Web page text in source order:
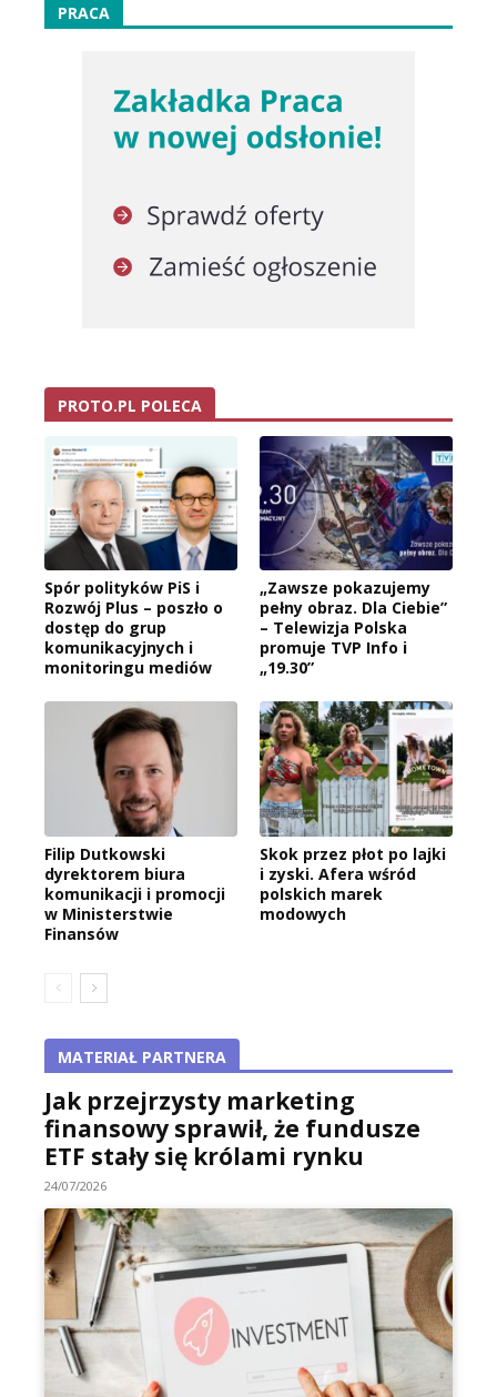
PRACA
PROTO.PL POLECA
Spór polityków PiS i
Rozwój Plus – poszło o
dostęp do grup
komunikacyjnych i
monitoringu mediów
„Zawsze pokazujemy
pełny obraz. Dla Ciebie”
– Telewizja Polska
promuje TVP Info i
„19.30”
Filip Dutkowski
dyrektorem biura
komunikacji i promocji
w Ministerstwie
Finansów
Skok przez płot po lajki
i zyski. Afera wśród
polskich marek
modowych
MATERIAŁ PARTNERA
Jak przejrzysty marketing
finansowy sprawił, że fundusze
ETF stały się królami rynku
24/07/2026